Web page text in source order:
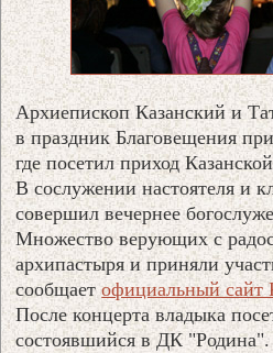
Архиепископ Казанский и
в праздник Благовещения
где посетил приход
В сослужении настоятеля и
совершил вечернее
Множество верующих с
архипастыря и приняли
сообщаетофициальный сайт
После концерта владыка
состоявшийся в ДК "Родина".